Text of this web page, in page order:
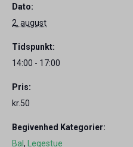
Dato:
2. august
Tidspunkt:
14:00 - 17:00
Pris:
kr.50
Begivenhed Kategorier:
Bal, Legestue